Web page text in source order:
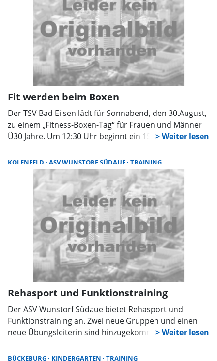
Fit werden beim Boxen
Der TSV Bad Eilsen lädt für Sonnabend, den 30.August,
zu einem „Fitness-Boxen-Tag“ für Frauen und Männer
Ü30 Jahre. Um 12:30 Uhr beginnt ein 150-minütiges
KOLENFELD ASV WUNSTORF SÜDAUE TRAINING
Rehasport und Funktionstraining
Der ASV Wunstorf Südaue bietet Rehasport und
Funktionstraining an. Zwei neue Gruppen und einen
neue Übungsleiterin sind hinzugekommen, so dass es
Montag, Dienstag und Mittwoch in der Turnhalle statt.
BÜCKEBURG KINDERGARTEN TRAINING